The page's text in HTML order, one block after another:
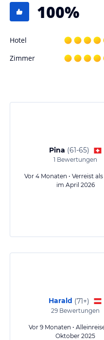
ermöglicht es Ihnen jedoch,
historischen
verbindlichen
100%
Hotel
Zimmer
Pina (61-65)
1 Bewertungen
Vor 4 Monaten • Verreist
im April 2026
Harald (71+)
29 Bewertungen
Vor 9 Monaten •
Oktober 2025